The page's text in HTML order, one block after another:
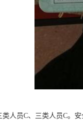
类人员C、三类人员C。